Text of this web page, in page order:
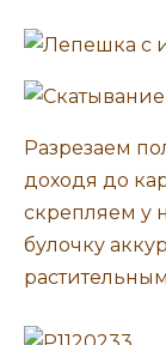
Разрезаем
доходя до
скрепляем у
булочку